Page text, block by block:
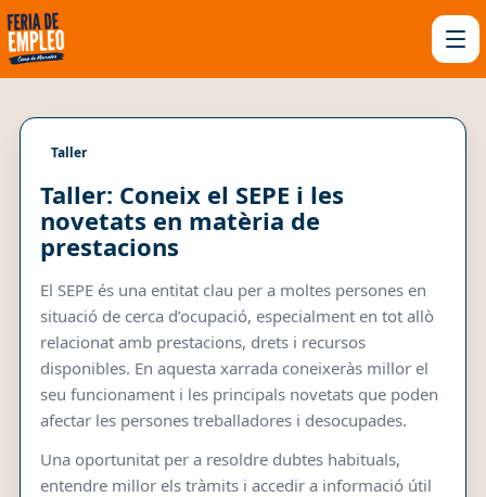
Taller
Taller: Coneix el SEPE i les
novetats en matèria de
prestacions
El SEPE és una entitat clau per a moltes persones en
situació de cerca d’ocupació, especialment en tot allò
relacionat amb prestacions, drets i recursos
disponibles. En aquesta xarrada coneixeràs millor el
seu funcionament i les principals novetats que poden
afectar les persones treballadores i desocupades.
Una oportunitat per a resoldre dubtes habituals,
entendre millor els tràmits i accedir a informació útil